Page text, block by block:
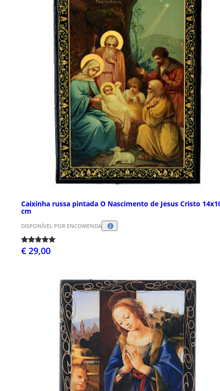
Caixinha russa pintada O Nascimento de Jesus Cristo
cm
DISPONÍVEL POR ENCOMENDA
€ 29,00